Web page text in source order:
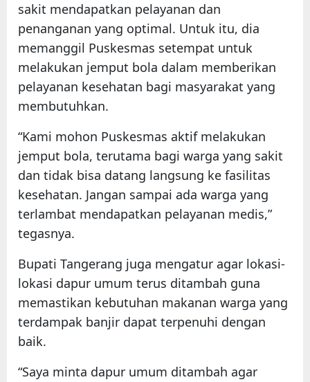
sakit mendapatkan pelayanan dan
penanganan yang optimal. Untuk itu, dia
memanggil Puskesmas setempat untuk
melakukan jemput bola dalam memberikan
pelayanan kesehatan bagi masyarakat yang
membutuhkan.
“Kami mohon Puskesmas aktif melakukan
jemput bola, terutama bagi warga yang sakit
dan tidak bisa datang langsung ke fasilitas
kesehatan. Jangan sampai ada warga yang
terlambat mendapatkan pelayanan medis,”
tegasnya.
Bupati Tangerang juga mengatur agar lokasi-
lokasi dapur umum terus ditambah guna
memastikan kebutuhan makanan warga yang
terdampak banjir dapat terpenuhi dengan
baik.
“Saya minta dapur umum ditambah agar